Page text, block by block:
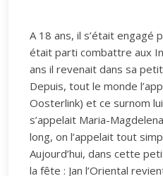
A 18 ans, il s’était engagé
était parti combattre aux
ans il revenait dans sa
Depuis, tout le monde
Oosterlink) et ce surnom
s’appelait Maria-
long, on l’appelait tout
Aujourd’hui, dans cette
la fête : Jan l’Oriental